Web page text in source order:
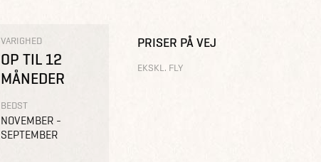
VARIGHED
OP TIL 12
MÅNEDER
BEDST
NOVEMBER -
SEPTEMBER
PRISER PÅ VEJ
EKSKL. FLY